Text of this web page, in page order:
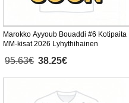
Marokko Ayyoub Bouaddi #6 Kotipaita
MM-kisat 2026 Lyhythihainen
95.63€ 38.25€